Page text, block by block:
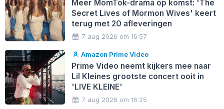
Meer MomTok-drama op komst: 'The
Secret Lives of Mormon Wives' keert
terug met 20 afleveringen
7 aug 2026 om 16:57
Amazon Prime Video
Prime Video neemt kijkers mee naar
Lil Kleines grootste concert ooit in
'LIVE KLEINE'
7 aug 2026 om 16:25